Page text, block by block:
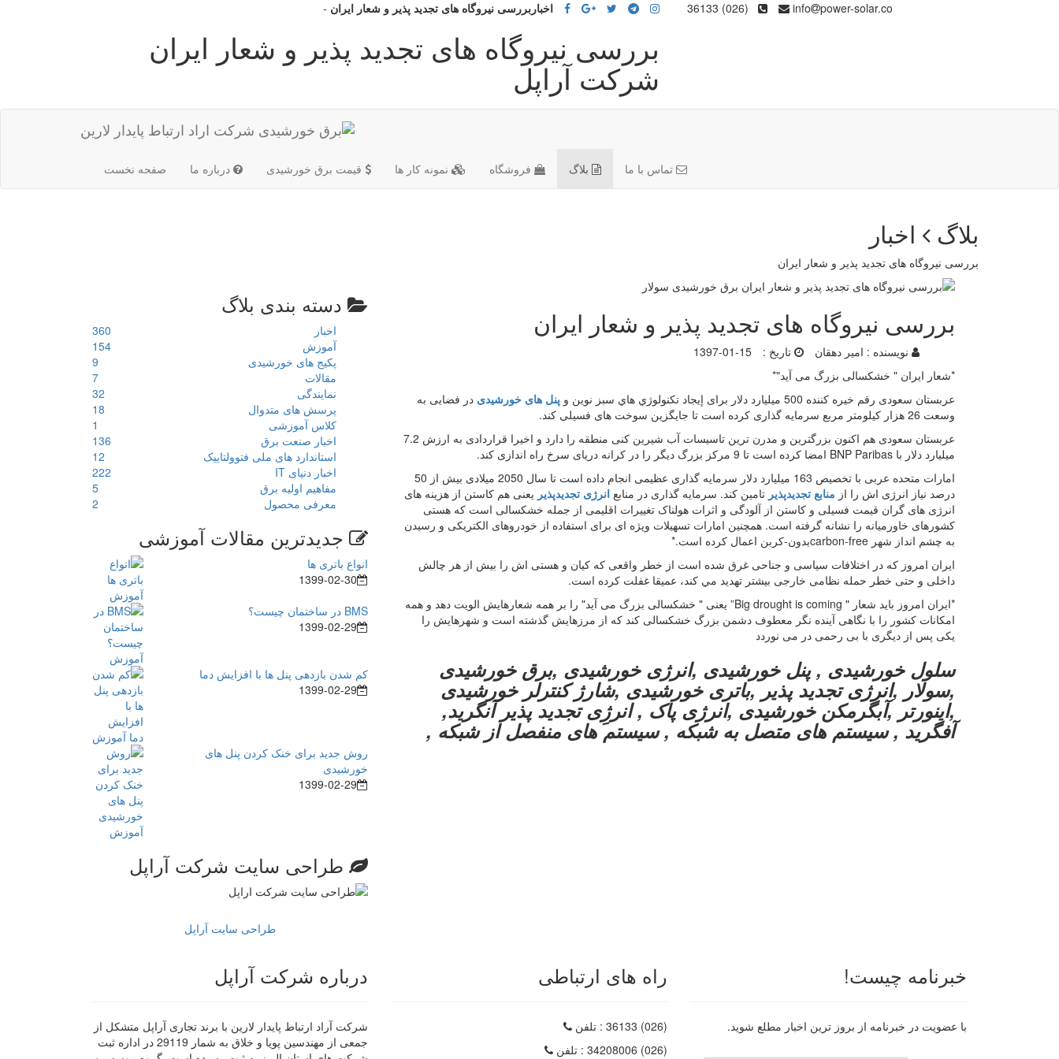
اخباربررسی نیروگاه های تجدید پذیر و شعار ایران -
بررسی نیروگاه های تجدید پذیر و شعار ایران
شرکت آراپل
info power-solar.co
(026) 36133
صفحه نخست درباره ما قیمت برق خورشیدی نمونه کار ها فروشگاه بلاگ تماس با ما
بلاگ اخبار
بررسی نیروگاه های تجدید پذیر و شعار ایران
دسته بندی بلاگ
اخبار
360
آموزش
154
پکیج های خورشیدی
9
مقالات
7
نمایندگی
32
پرسش های متدوال
18
کلاس آموزشی
1
اخبار صنعت برق
136
استاندارد های ملی فتوولتاییک
12
اخبار دنیای IT
222
مفاهیم اولیه برق
5
معرفی محصول
2
جدیدترین مقالات آموزشی
انواع باتری ها
1399-02-30
BMS در ساختمان چیست؟
1399-02-29
کم شدن بازدهی پنل ها با افزایش دما
1399-02-29
روش جدید برای خنک کردن پنل های
خورشیدی
1399-02-29
طراحی سایت شرکت آراپل
طراحی سایت آراپل
بررسی نیروگاه های تجدید پذیر و شعار ایران
نویسنده : امیر دهقان تاریخ :
1397-01-15
*شعار ایران " خشکسالی بزرگ می آید"*
عربستان سعودی رقم خیره کننده 500 میلیارد دلار برای إيجاد تكنولوژي هاي سبز نوين و
پنل های خورشیدی در فضایی به
وسعت 26 هزار کیلومتر مربع سرمایه گذاری کرده است تا جایگزین سوخت های فسیلی کند.
عربستان سعودی هم اکنون بزرگترین و مدرن ترین تاسیسات آب شیرین کنی منطقه را دارد و اخیرا قراردادی به ارزش 7.2
میلیارد دلار با BNP Paribas امضا کرده است تا 9 مرکز بزرگ دیگر را در کرانه دریای سرخ راه اندازی کند.
امارات متحده عربی با تخصیص 163 میلیارد دلار سرمایه گذاری عظیمی انجام داده است تا سال 2050 میلادی بیش از 50
درصد نیاز انرژی اش را از منابع تجدیدپذیر تامین کند. سرمایه گذاری در منابع انرژی تجدیدپذیر یعنی هم کاستن از هزینه های
انرژی های گران قیمت فسیلی و کاستن از آلودگی و اثرات هولناک تغییرات اقلیمی از جمله خشکسالی است که هستی
کشورهای خاورمیانه را نشانه گرفته است. همچنین امارات تسهیلات ویژه ای برای استفاده از خودروهای الکتریکی و رسیدن
به چشم انداز شهر carbon-freeبدون-کربن اعمال کرده است.*
ایران امروز که در اختلافات سیاسی و جناحی غرق شده است از خطر واقعی که کیان و هستی اش را بیش از هر چالش
داخلی و حتی خطر حمله نظامی خارجی بيشتر تهديد مي كند، عمیقا غفلت کرده است.
*ایران امروز باید شعار " Big drought is coming” یعنی " خشکسالی بزرگ می آید" را بر همه شعارهایش الویت دهد و همه
امکانات کشور را با نگاهی آینده نگر معطوف دشمن بزرگ خشکسالی کند که از مرزهایش گذشته است و شهرهایش را
یکی پس از دیگری با بی رحمی در می نوردد
سلول خورشیدی , پنل خورشیدی ,انرژی خورشیدی ,برق خورشیدی
,سولار ,انرژی تجدید پذیر ,باتری خورشیدی ,شارژ کنترلر خورشیدی
,اینورتر ,آبگرمکن خورشیدی ,انرژی پاک , انرژِی تجدید پذیر آنگرید,
آفگرید , سیستم های متصل به شبکه , سیستم های منفصل از شبکه ,
درباره شرکت آراپل
شرکت آراد ارتباط پایدار لارین با برند تجاری آراپل متشکل از
جمعی از مهندسین پویا و خلاق به شمار 29119 در اداره ثبت
راه های ارتباطی
(026) 36133
: تلفن
(026) 34208006
: تلفن
خبرنامه چیست!
با عضویت در خبرنامه از بروز ترین اخبار مطلع شوید.